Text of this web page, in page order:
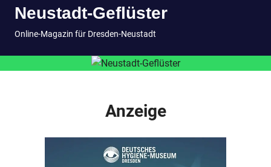
InhaltNeustadt-Geflüster
Online-Magazin für Dresden-Neustadt
Anzeige